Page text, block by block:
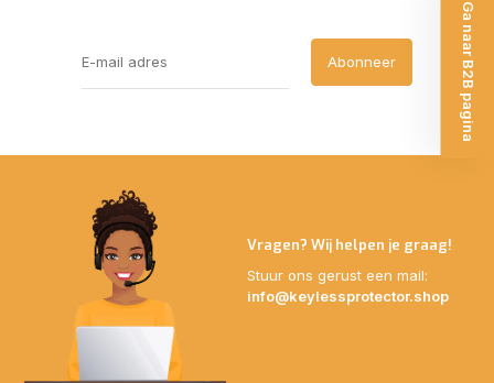
Abonneer
Vragen? Wij helpen je graag!
Stuur ons gerust een mail:
info@keylessprotector.shop
Ga naar B2B pagina